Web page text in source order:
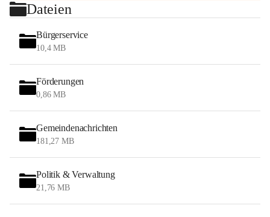
Dateien
Bürgerservice
10,4 MB
Förderungen
0,86 MB
Gemeindenachrichten
181,27 MB
Politik & Verwaltung
21,76 MB